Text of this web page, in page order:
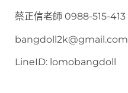
蔡正信老師 0988-515-413
bangdoll2k@gmail.com
LineID: lomobangdoll